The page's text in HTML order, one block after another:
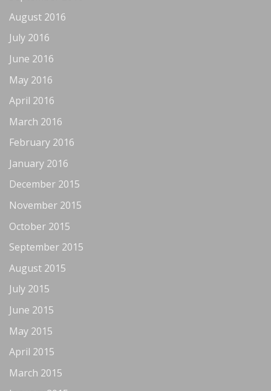
August 2016
July 2016
June 2016
May 2016
April 2016
March 2016
February 2016
January 2016
December 2015
November 2015
October 2015
September 2015
August 2015
July 2015
June 2015
May 2015
April 2015
March 2015